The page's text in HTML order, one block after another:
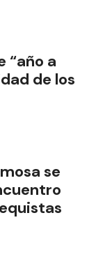
“año a
de los
se